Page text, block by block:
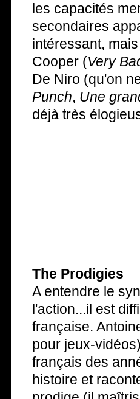
les capacités
secondaires
intéressant,
Cooper (Very
De Niro (qu'on
Punch, Une
déjà très
The Prodigies
A entendre le
l'action...il est
française.
pour jeux-
français des
histoire et